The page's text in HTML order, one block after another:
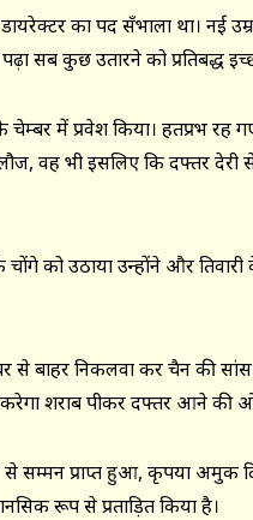
का पद सँभाला था। नई
सब कुछ उतारने को प्रतिबद्ध
में प्रवेश किया। हतप्रभ रह
भी इसलिए कि दफ्तर देरी से
उठाया उन्होंने और
से बाहर निकलवा कर चैन की
करेगा शराब पीकर दफ्तर आने की
प्राप्त हुआ, कृपया अमुक
रूप से प्रताड़ित किया है।